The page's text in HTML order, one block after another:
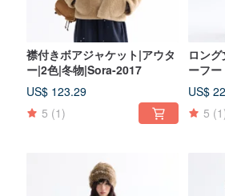
襟付きボアジャケット|アウタ
ー|2色|冬物|Sora-2017
US$ 123.29
5 (1)
ロン
ーフ
ウター
US$
5